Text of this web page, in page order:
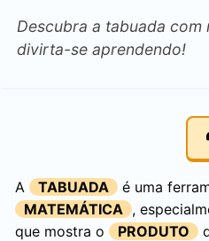
Descubra a tabuada
divirta-se aprendendo!
A TABUADA é uma
MATEMÁTICA ,
que mostra o
PRODUTO